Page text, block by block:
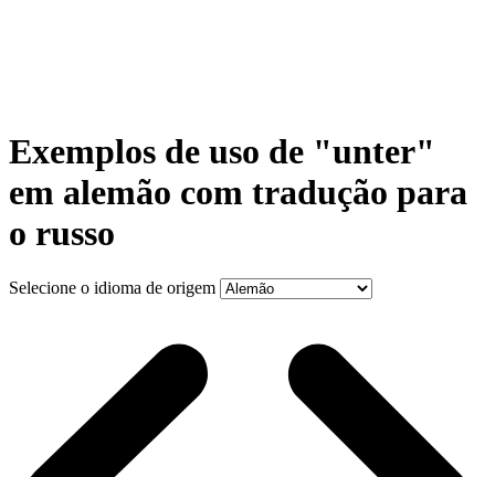
Exemplos de uso de "unter"
em alemão com tradução para
o russo
Selecione o idioma de origem